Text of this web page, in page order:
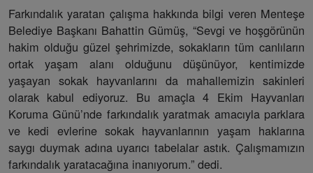
Farkındalık yaratan çalışma hakkında bilgi veren Menteşe
Belediye Başkanı Bahattin Gümüş, “Sevgi ve hoşgörünün
hakim olduğu güzel şehrimizde, sokakların tüm canlıların
ortak yaşam alanı olduğunu düşünüyor, kentimizde
yaşayan sokak hayvanlarını da mahallemizin sakinleri
olarak kabul ediyoruz. Bu amaçla 4 Ekim Hayvanları
Koruma Günü’nde farkındalık yaratmak amacıyla parklara
ve kedi evlerine sokak hayvanlarının yaşam haklarına
saygı duymak adına uyarıcı tabelalar astık. Çalışmamızın
farkındalık yaratacağına inanıyorum.” dedi.